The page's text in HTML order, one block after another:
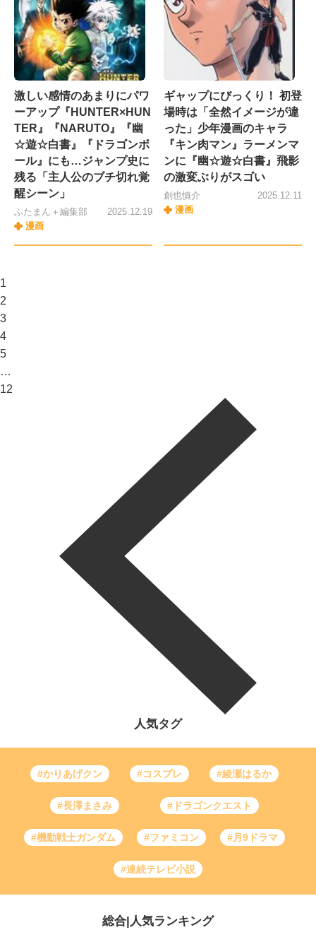
激しい感情のあまりにパワ
ーアップ『HUNTER×HUN
TER』『NARUTO』『幽
☆遊☆白書』『ドラゴンボ
ール』にも…ジャンプ史に
残る「主人公のブチ切れ覚
醒シーン」
ふたまん＋編集部
漫画
2025.12.19
ギャップにびっくり！ 初登
場時は「全然イメージが違
った」少年漫画のキャラ
『キン肉マン』ラーメンマ
ンに『幽☆遊☆白書』飛影
の激変ぶりがスゴい
創也慎介
漫画
2025.12.11
1
2
3
4
5
…
12
人気タグ
#かりあげクン #コスプレ #綾瀬はるか
#長澤まさみ #ドラゴンクエスト
#機動戦士ガンダム #ファミコン #月9ドラマ
#連続テレビ小説
総合 人気ランキング